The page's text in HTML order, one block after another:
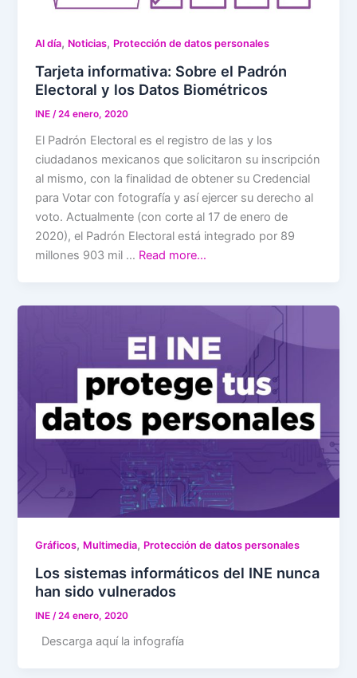
Al día, Noticias, Protección de datos personales
Tarjeta informativa: Sobre el Padrón
Electoral y los Datos Biométricos
INE /24 enero, 2020
El Padrón Electoral es el registro de las y los
ciudadanos mexicanos que solicitaron su inscripción
al mismo, con la finalidad de obtener su Credencial
para Votar con fotografía y así ejercer su derecho al
voto. Actualmente (con corte al 17 de enero de
2020), el Padrón Electoral está integrado por 89
millones 903 mil … Read more…
Gráficos, Multimedia, Protección de datos personales
Los sistemas informáticos del INE nunca
han sido vulnerados
INE /24 enero, 2020
Descarga aquí la infografía